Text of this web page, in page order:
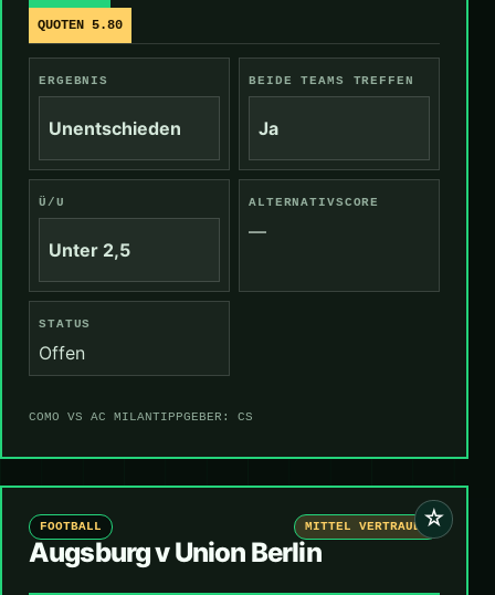
QUOTEN 5.80
ERGEBNIS
Unentschieden
BEIDE TEAMS TREFFEN
Ja
Ü/U
Unter 2,5
ALTERNATIVSCORE
—
STATUS
Offen
COMO VS AC MILANTIPPGEBER: CS
☆
FOOTBALL MITTEL VERTRAUEN
Augsburg v Union Berlin